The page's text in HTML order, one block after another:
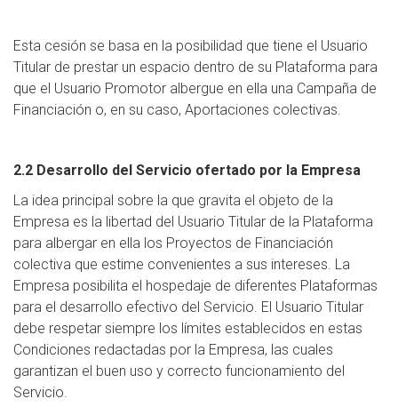
Esta cesión se basa en la posibilidad que tiene el Usuario
Titular de prestar un espacio dentro de su Plataforma para
que el Usuario Promotor albergue en ella una Campaña de
Financiación o, en su caso, Aportaciones colectivas.
2.2 Desarrollo del Servicio ofertado por la Empresa
La idea principal sobre la que gravita el objeto de la
Empresa es la libertad del Usuario Titular de la Plataforma
para albergar en ella los Proyectos de Financiación
colectiva que estime convenientes a sus intereses. La
Empresa posibilita el hospedaje de diferentes Plataformas
para el desarrollo efectivo del Servicio. El Usuario Titular
debe respetar siempre los límites establecidos en estas
Condiciones redactadas por la Empresa, las cuales
garantizan el buen uso y correcto funcionamiento del
Servicio.